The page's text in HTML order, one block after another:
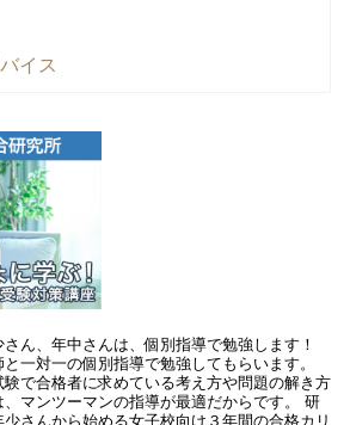
イス
ん、年中さんは、個別指導で勉強します！
と一対一の個別指導で勉強してもらいます。
で合格者に求めている考え方や問題の解き方
マンツーマンの指導が最適だからです。 研
さんから始める女子校向け３年間の合格カリ